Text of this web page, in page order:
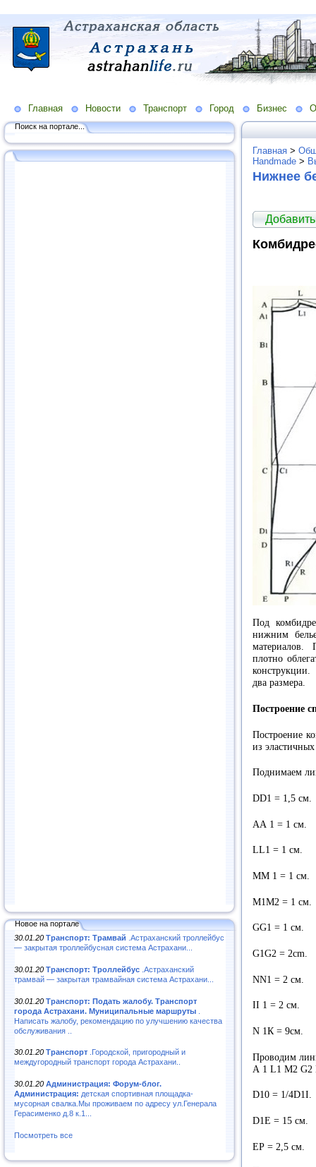
Главная Новости Транспорт Город Бизнес
Поиск на портале...
Новое на портале
30.01.20 Транспорт: Трамвай .Астраханский троллейбус
— закрытая троллейбусная система Астрахани...
30.01.20 Транспорт: Троллейбус .Астраханский
трамвай — закрытая трамвайная система Астрахани...
30.01.20 Транспорт: Подать жалобу. Транспорт
города Астрахани. Муниципальные маршруты
Написать жалобу, рекомендацию по улучшению качества
обслуживания ..
30.01.20 Транспорт .Городской, пригородный и
междугородный транспорт города Астрахани..
30.01.20 Администрация: Форум-блог.
Администрация: детская спортивная площадка-
мусорная свалка.Мы проживаем по адресу ул.Генерала
Герасименко д.8 к.1...
Посмотреть все
Главная >
Handmade >
Нижнее
Под
нижним
материалов.
плотно
два размера.
Построение
Построение
из
Поднимаем
DD1 = 1,5 см.
АА 1 = 1 см.
LL1 = 1 см.
ММ 1 = 1 см.
М1М2 = 1 см.
GG1 = 1 см.
G1G2 = 2cm.
NN1 = 2 см.
II 1 = 2 см.
N 1К = 9см.
Проводим
А 1 L1 М2 G2
D10 = 1/4D1I.
D1E = 15 см.
ЕР = 2,5 см.